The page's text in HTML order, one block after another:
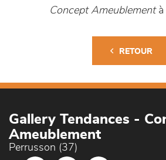
Concept Ameublement
RETOUR
Gallery Tendances -
Ameublement
Perrusson (37)